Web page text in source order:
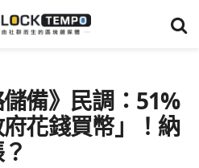
備》民調：51%
花錢買幣」！納